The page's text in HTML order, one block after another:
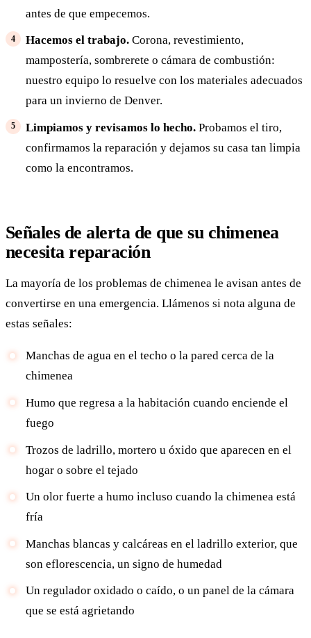
antes de que empecemos.
Hacemos el trabajo.Corona, revestimiento,
mampostería, sombrerete o cámara de combustión:
nuestro equipo lo resuelve con los materiales adecuados
para un invierno de Denver.
Limpiamos y revisamos lo hecho.Probamos el tiro,
confirmamos la reparación y dejamos su casa tan limpia
como la encontramos.
Señales de alerta de que su chimenea
necesita reparación
La mayoría de los problemas de chimenea le avisan antes de
convertirse en una emergencia. Llámenos si nota alguna de
estas señales:
Manchas de agua en el techo o la pared cerca de la
chimenea
Humo que regresa a la habitación cuando enciende el
fuego
Trozos de ladrillo, mortero u óxido que aparecen en el
hogar o sobre el tejado
Un olor fuerte a humo incluso cuando la chimenea está
fría
Manchas blancas y calcáreas en el ladrillo exterior, que
son eflorescencia, un signo de humedad
Un regulador oxidado o caído, o un panel de la cámara
que se está agrietando